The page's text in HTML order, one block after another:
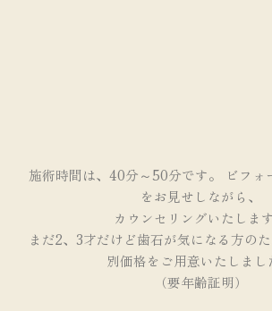
施術時間は、40分～50分です。 ビフォ
をお見せしながら、
カウンセリングいたします
まだ2、3才だけど歯石が気になる方の
別価格をご用意いたしまし
（要年齢証明）